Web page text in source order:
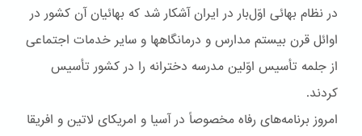
در نظام بهائی اوّل‌بار در ايران آشکار شد که بهائيان آن کشور در
اوائل قرن بيستم مدارس و درمانگاهها و ساير خدمات اجتماعی
از جلمه تأسيس اوّلين مدرسه دخترانه را در کشور تأسيس
کردند.
امروز برنامه‌های رفاه مخصوصاً در آسيا و امريکای لاتين و افريقا